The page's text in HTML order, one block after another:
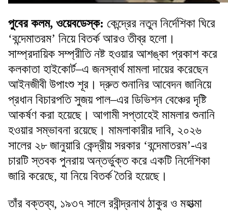
পুবের কলম, ওয়েবডেস্ক: কেন্দ্রের নতুন নির্দেশিকা ঘিরে
‘বন্দেমাতরম’ নিয়ে বিতর্ক আরও তীব্র হলো।
সাম্প্রদায়িক সম্প্রীতি নষ্ট হওয়ার আশঙ্কা প্রকাশ করে
কলকাতা হাইকোর্ট–এ জনস্বার্থ মামলা দায়ের করেছেন
আইনজীবী উপাংশু শূর। দ্রুত শুনানির আবেদন জানিয়ে
প্রধান বিচারপতি সুজয় পাল–এর ডিভিশন বেঞ্চের দৃষ্টি
আকর্ষণ করা হয়েছে। আগামী সপ্তাহেই মামলার শুনানি
হওয়ার সম্ভাবনা রয়েছে। মামলাকারীর দাবি, ২০২৬
সালের ২৮ জানুয়ারি কেন্দ্রীয় সরকার ‘বন্দেমাতরম’-এর
চারটি স্তবক পুনরায় অন্তর্ভুক্ত করে একটি নির্দেশিকা
জারি করেছে, যা নিয়ে বিতর্ক তৈরি হয়েছে।
তাঁর বক্তব্য, ১৯৩৭ সালে রবীন্দ্রনাথ ঠাকুর ও মহাত্মা